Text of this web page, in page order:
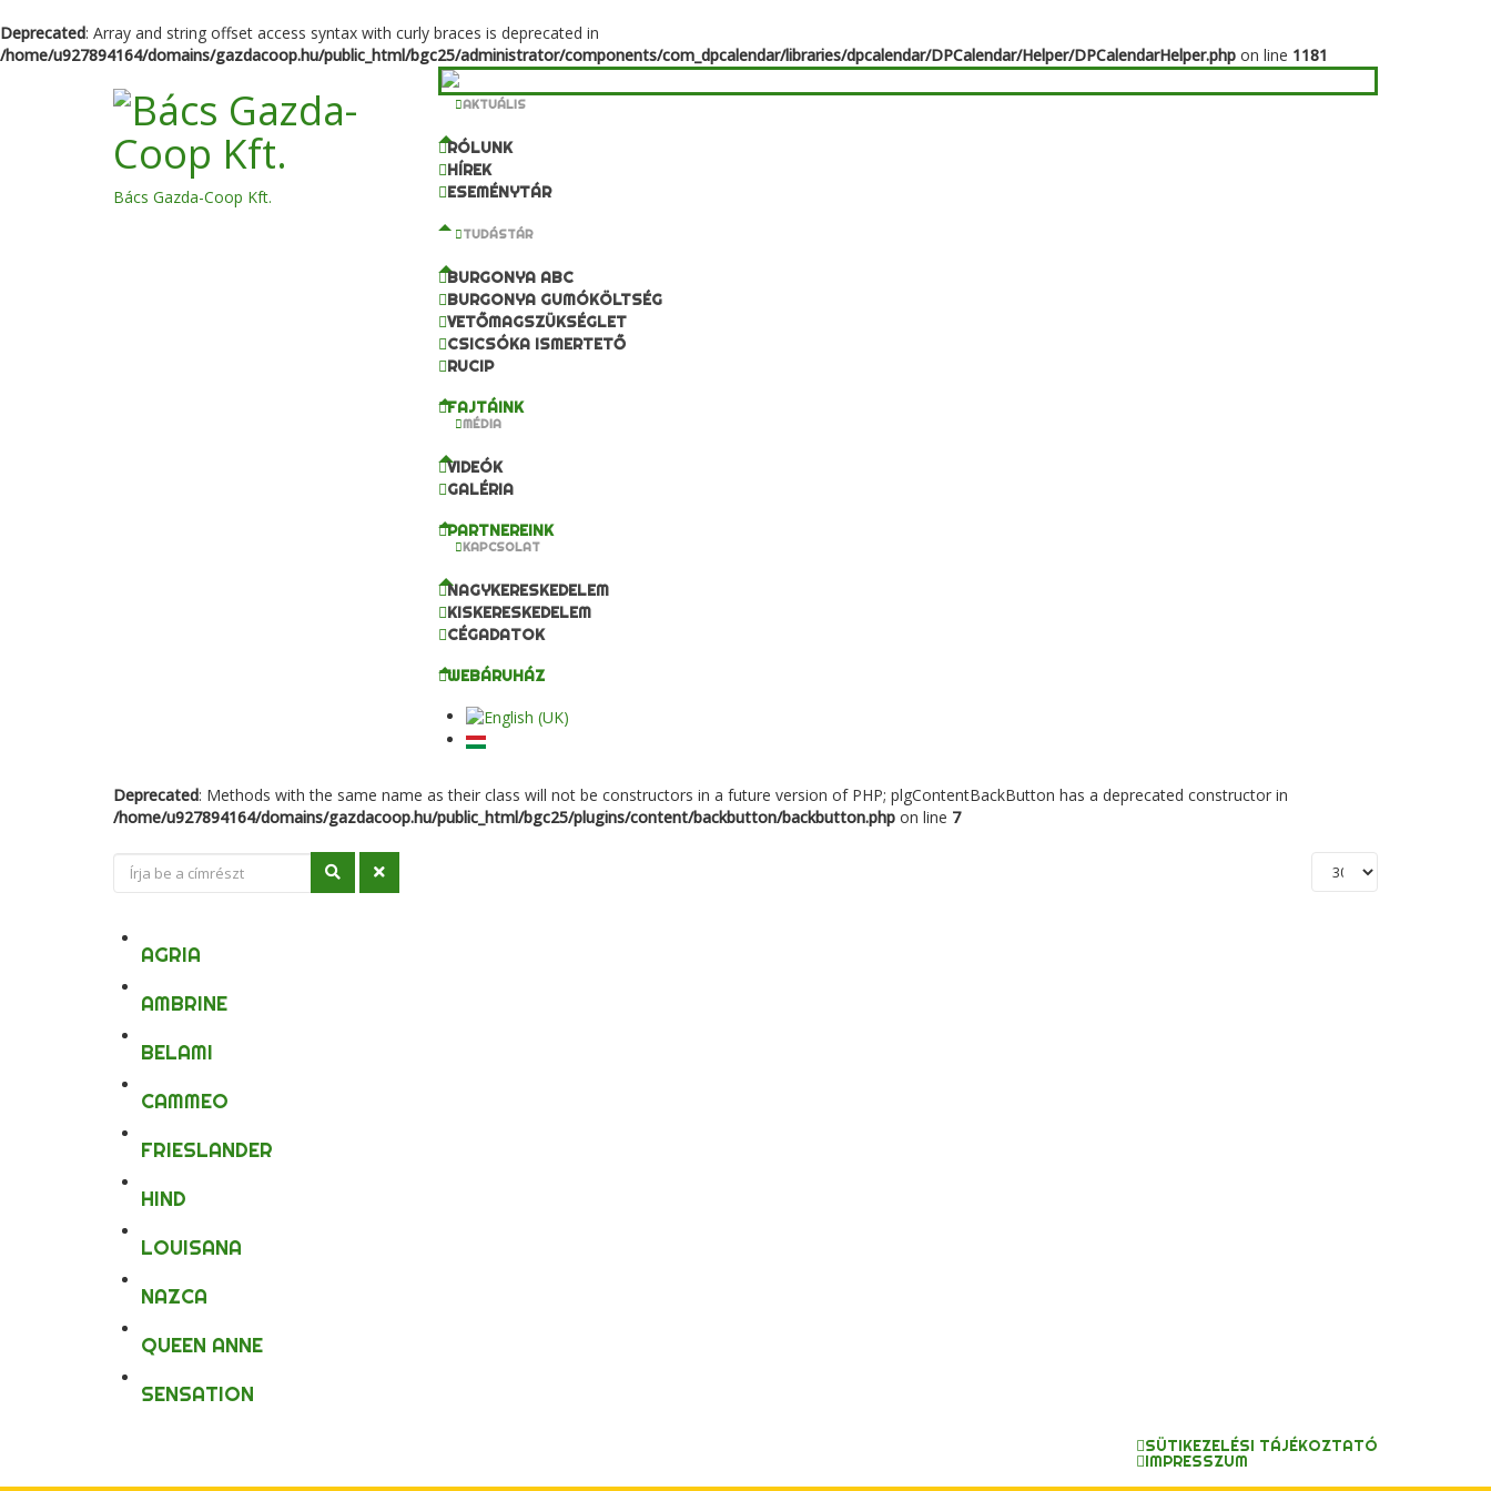
Deprecated: Array and string offset access syntax with curly braces is deprecated in
/home/u927894164/domains/gazdacoop.hu/public_html/bgc25/administrator/components/com_dpcalendar/libraries/dpcalendar/DPCalendar/Helper/DPCalendarHelper.php on line 1181
Bács Gazda-Coop Kft.
AKTUÁLIS
RÓLUNK
HÍREK
ESEMÉNYTÁR
TUDÁSTÁR
BURGONYA ABC
BURGONYA GUMÓKÖLTSÉG
VETŐMAGSZÜKSÉGLET
CSICSÓKA ISMERTETŐ
RUCIP
FAJTÁINK
MÉDIA
VIDEÓK
GALÉRIA
PARTNEREINK
KAPCSOLAT
NAGYKERESKEDELEM
KISKERESKEDELEM
CÉGADATOK
WEBÁRUHÁZ
Deprecated: Methods with the same name as their class will not be constructors in a future version of PHP; plgContentBackButton has a deprecated constructor in
/home/u927894164/domains/gazdacoop.hu/public_html/bgc25/plugins/content/backbutton/backbutton.php on line 7
AGRIA
AMBRINE
BELAMI
CAMMEO
FRIESLANDER
HIND
LOUISANA
NAZCA
QUEEN ANNE
SENSATION
SÜTIKEZELÉSI TÁJÉKOZTATÓ
IMPRESSZUM